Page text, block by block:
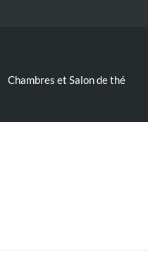
Chambres et Salon de thé